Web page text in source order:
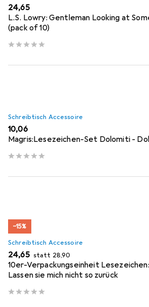
EUR
24,65
L.S. Lowry: Gentleman Looking at
(pack of 10)
Schreibtisch Accessoire
EUR
10,06
Magris:Lesezeichen-Set Dolomiti -
−15%
Schreibtisch Accessoire
EUR
24,65 statt EUR
28,90
10er-Verpackungseinheit
Lassen sie mich nicht so zurück